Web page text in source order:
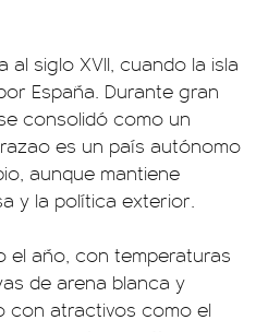
al siglo XVII, cuando la isla
España. Durante gran
consolidó como un
es un país autónomo
aunque mantiene
y la política exterior.
el año, con temperaturas
de arena blanca y
con atractivos como el